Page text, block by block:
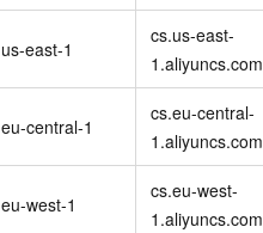
us-east-1
cs.us-east-
1.aliyuncs.com
eu-central-1
cs.eu-central-
1.aliyuncs.com
eu-west-1
cs.eu-west-
1.aliyuncs.com